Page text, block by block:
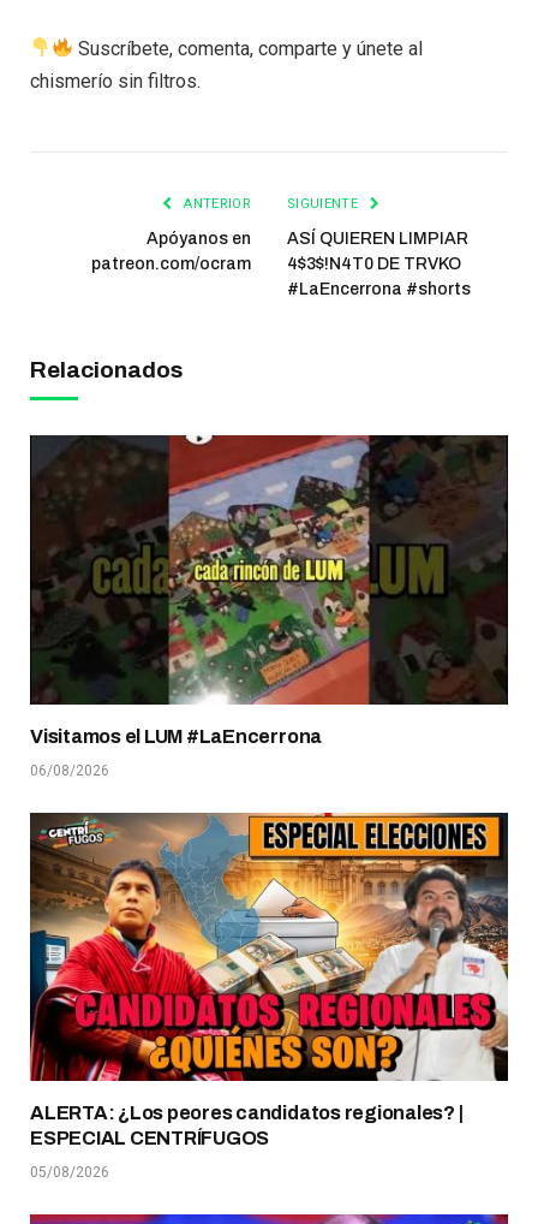
Suscríbete, comenta, comparte y únete al
chismerío sin filtros.
ANTERIOR
Apóyanos en
patreon.com/ocram
SIGUIENTE
ASÍ QUIEREN LIMPIAR
4$3$!N4T0 DE TRVKO
#LaEncerrona #shorts
Relacionados
Visitamos el LUM #LaEncerrona
06/08/2026
ALERTA: ¿Los peores candidatos regionales? |
ESPECIAL CENTRÍFUGOS
05/08/2026